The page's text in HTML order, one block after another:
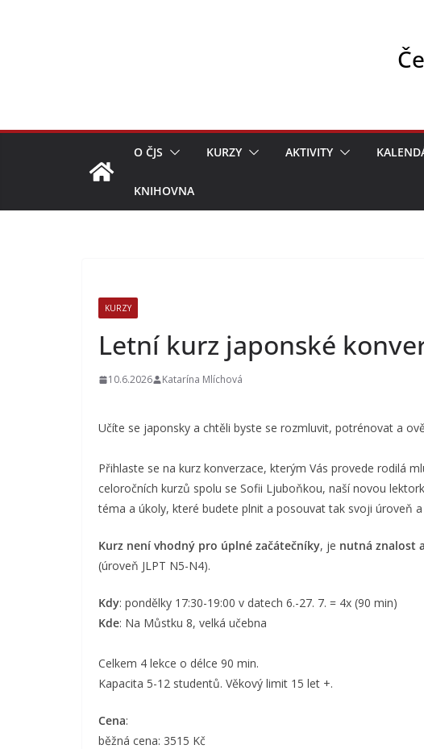
O ČJS KURZY AKTIVITY
KNIHOVNA
KURZY
Letní kurz japonské
10.6.2026 Katarína Mlíchová
Učíte se japonsky a chtěli byste se rozmluvit, potrénovat a
Přihlaste se na kurz konverzace, kterým Vás provede rodilá
celoročních kurzů spolu se Sofii Ljuboňkou, naší novou
téma a úkoly, které budete plnit a posouvat tak svoji úroveň
Kurz není vhodný pro úplné začátečníky, je nutná znalost
(úroveň JLPT N5-N4).
Kdy: pondělky 17:30-19:00 v datech 6.-27. 7. = 4x (90 min)
Kde: Na Můstku 8, velká učebna
Celkem 4 lekce o délce 90 min.
Kapacita 5-12 studentů. Věkový limit 15 let +.
Cena:
běžná cena: 3515 Kč